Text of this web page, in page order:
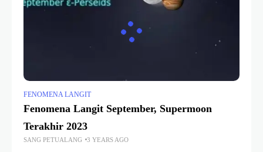
FENOMENA LANGIT
Fenomena Langit September, Supermoon
Terakhir 2023
SANG PETUALANG 3 YEARS AGO